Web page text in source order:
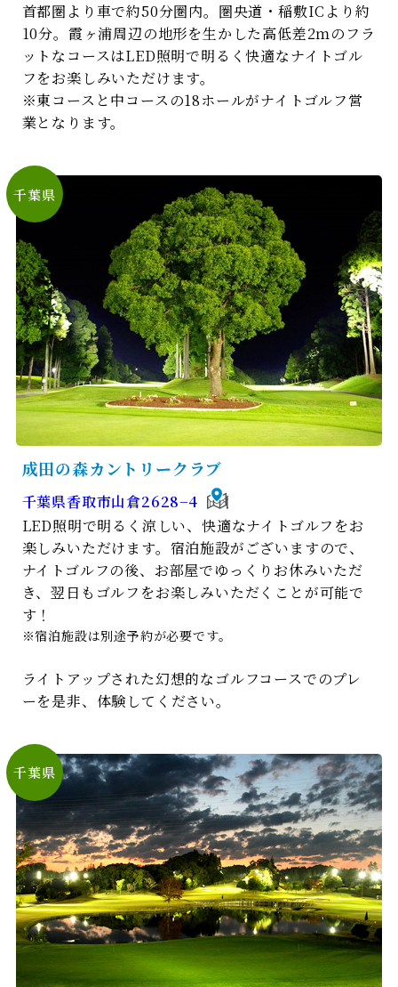
首都圏より車で約50分圏内。圏央道・稲敷ICより約
10分。霞ヶ浦周辺の地形を生かした高低差2ｍのフラ
ットなコースはLED照明で明るく快適なナイトゴル
フをお楽しみいただけます。
※東コースと中コースの18ホールがナイトゴルフ営
業となります。
千葉県
成⽥の森カントリークラブ
千葉県香取市山倉2628−4
LED照明で明るく涼しい、快適なナイトゴルフをお
楽しみいただけます。宿泊施設がございますので、
ナイトゴルフの後、お部屋でゆっくりお休みいただ
き、翌日もゴルフをお楽しみいただくことが可能で
す！
※宿泊施設は別途予約が必要です。
ライトアップされた幻想的なゴルフコースでのプレ
ーを是非、体験してください。
千葉県